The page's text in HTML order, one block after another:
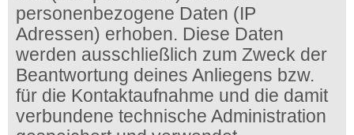
personenbezogene Daten (IP
Adressen) erhoben. Diese Daten
werden ausschließlich zum Zweck der
Beantwortung deines Anliegens bzw.
für die Kontaktaufnahme und die damit
verbundene technische Administration